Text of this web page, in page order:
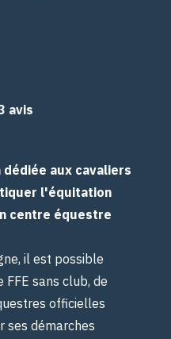
avis
dédiée aux cavaliers
l'équitation
centre équestre
il est possible
sans club, de
officielles
ses démarches